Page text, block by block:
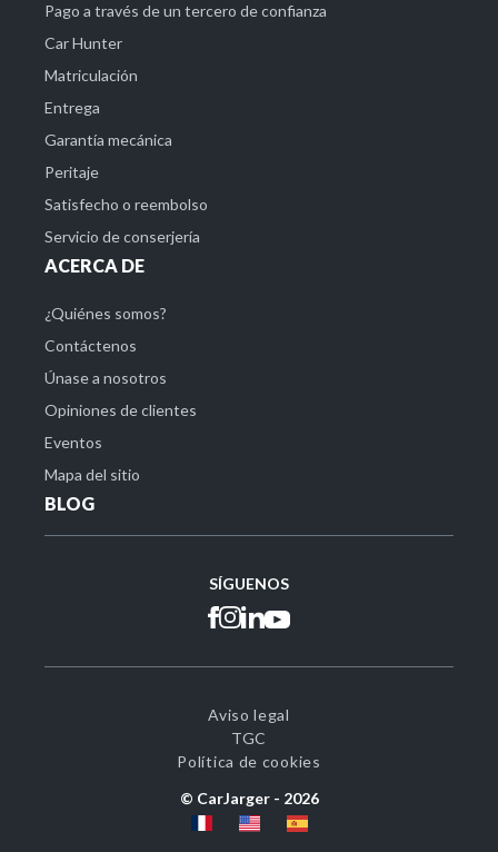
Pago a través de un tercero de confianza
Car Hunter
Matriculación
Entrega
Garantía mecánica
Peritaje
Satisfecho o reembolso
Servicio de conserjería
ACERCA DE
¿Quiénes somos?
Contáctenos
Únase a nosotros
Opiniones de clientes
Eventos
Mapa del sitio
BLOG
SÍGUENOS
Aviso legal
TGC
Política de cookies
© CarJarger - 2026